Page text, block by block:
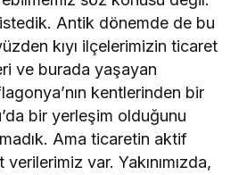
Antik dönemde de bu
kıyı ilçelerimizin ticaret
ve burada yaşayan
kentlerinden bir
bir yerleşim olduğunu
Ama ticaretin aktif
var. Yakınımızda,